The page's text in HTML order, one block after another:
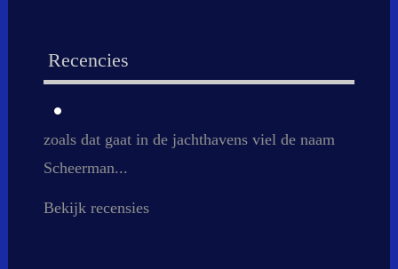
Recencies
zoals dat gaat in de jachthavens viel de naam
Scheerman...
Vakkundig, goed contact tijdens de klus, en
vooral meedenken met...
Bekijk recensies